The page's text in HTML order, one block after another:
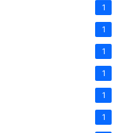
1
1
1
1
1
1